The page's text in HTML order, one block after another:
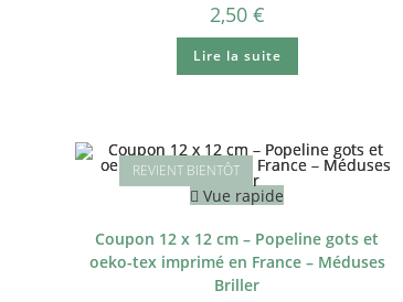
2,50 €
Lire la suite
Vue rapide
Coupon 12 x 12 cm – Popeline gots et
oeko-tex imprimé en France – Méduses
Briller